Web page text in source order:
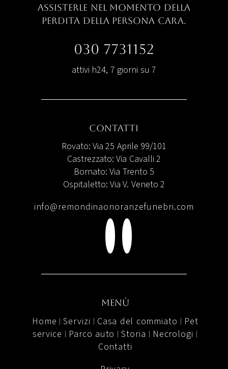
menù
Home | Servizi | Casa del commiato | Pet
service | Parco auto | Storia | Necrologi |
Contatti
assisterle nel momento della
perdita della persona cara.
030 7731152
attivi h24, 7 giorni su 7
Contatti
Rovato: Via 25 Aprile 99/101
Castrezzato: Via Cavalli 2
Bornato: Via Trento 5
Ospitaletto: Via V. Veneto 2
info@remondinaonoranzefunebri.com